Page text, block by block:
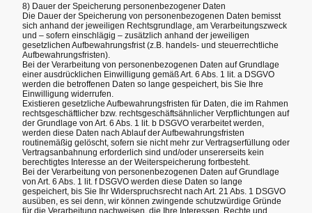
8) Dauer der Speicherung personenbezogener Daten
Die Dauer der Speicherung von personenbezogenen Daten bemisst
sich anhand der jeweiligen Rechtsgrundlage, am Verarbeitungszweck
und – sofern einschlägig – zusätzlich anhand der jeweiligen
gesetzlichen Aufbewahrungsfrist (z.B. handels- und steuerrechtliche
Aufbewahrungsfristen).
Bei der Verarbeitung von personenbezogenen Daten auf Grundlage
einer ausdrücklichen Einwilligung gemäß Art. 6 Abs. 1 lit. a DSGVO
werden die betroffenen Daten so lange gespeichert, bis Sie Ihre
Einwilligung widerrufen.
Existieren gesetzliche Aufbewahrungsfristen für Daten, die im Rahmen
rechtsgeschäftlicher bzw. rechtsgeschäftsähnlicher Verpflichtungen auf
der Grundlage von Art. 6 Abs. 1 lit. b DSGVO verarbeitet werden,
werden diese Daten nach Ablauf der Aufbewahrungsfristen
routinemäßig gelöscht, sofern sie nicht mehr zur Vertragserfüllung oder
Vertragsanbahnung erforderlich sind und/oder unsererseits kein
berechtigtes Interesse an der Weiterspeicherung fortbesteht.
Bei der Verarbeitung von personenbezogenen Daten auf Grundlage
von Art. 6 Abs. 1 lit. f DSGVO werden diese Daten so lange
gespeichert, bis Sie Ihr Widerspruchsrecht nach Art. 21 Abs. 1 DSGVO
ausüben, es sei denn, wir können zwingende schutzwürdige Gründe
für die Verarbeitung nachweisen, die Ihre Interessen, Rechte und